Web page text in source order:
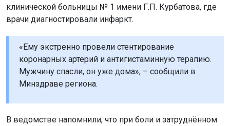
клинической больницы № 1 имени Г.П. Курбатова, где
врачи диагностировали инфаркт.
«Ему экстренно провели стентирование
коронарных артерий и антигистаминную терапию.
Мужчину спасли, он уже дома», – сообщили в
Минздраве региона.
В ведомстве напомнили, что при боли и затруднённом